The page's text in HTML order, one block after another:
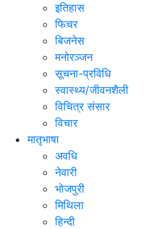
इतिहास
फिचर
बिजनेस
मनोरञ्जन
सूचना-प्रविधि
स्वास्थ्य/जीवनशैली
विचित्र संसार
विचार
मातृभाषा
अवधि
नेवारी
भोजपुरी
मिथिला
हिन्दी